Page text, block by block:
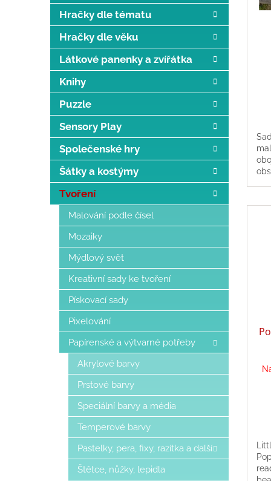
Hračky dle tématu
Hračky dle věku
Látkové panenky a zvířátka
Knihy
Puzzle
Sensory Play
Společenské hry
Šátky a kostýmy
Tvoření
Malování podle čísel
Mozaiky
Mýdlový svět
Kreativní sady ke tvoření
Pískovací sady
Pixelování
Papírenské a výtvarné potřeby
Akrylové barvy
Prstové barvy
Speciální barvy a média
Temperové barvy
Pastelky, pera, fixy, razítka a další
Štětce, nůžky, lepidla